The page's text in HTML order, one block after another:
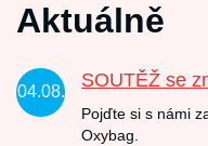
Aktuálně
04.08.
SOUTĚŽ se
Pojďte si s námi
Oxybag.